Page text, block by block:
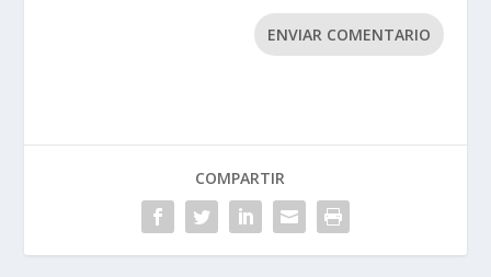
ENVIAR COMENTARIO
COMPARTIR